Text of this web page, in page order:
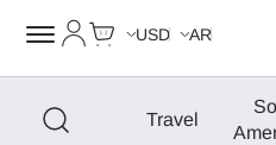
AR
USD
Travel